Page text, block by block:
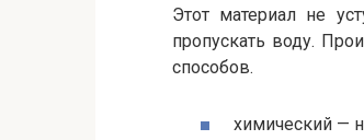
Этот материал не
пропускать воду.
способов.
химический —